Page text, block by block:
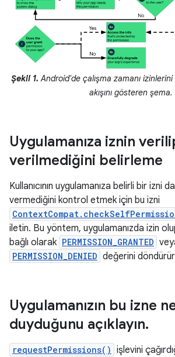
Şekil 1. Android'de çalışma zamanı
akışını gösteren şema.
Uygulamanıza iznin
verilmediğini belirleme
Kullanıcının uygulamanıza belirli bir izni
vermediğini kontrol etmek için bu izni
iletin. Bu yöntem, uygulamanızda izin
bağlı olarak PERMISSION_GRANTED
PERMISSION_DENIED değerini
Uygulamanızın bu izne
duyduğunu açıklayın.
requestPermissions() işlevini